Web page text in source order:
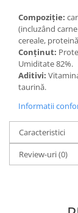
Compoziție:
(incluzând
cereale,
Conținut:
Umiditate 82%.
Aditivi:
taurină.
Informatii
Caracteristici
Review-uri(0)